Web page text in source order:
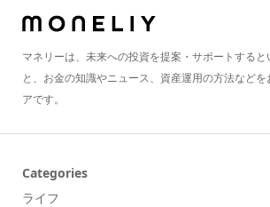
マネリーは、未来への投資を提案・サポートすると
と、お金の知識やニュース、資産運用の方法など
アです。
Categories
ライフ